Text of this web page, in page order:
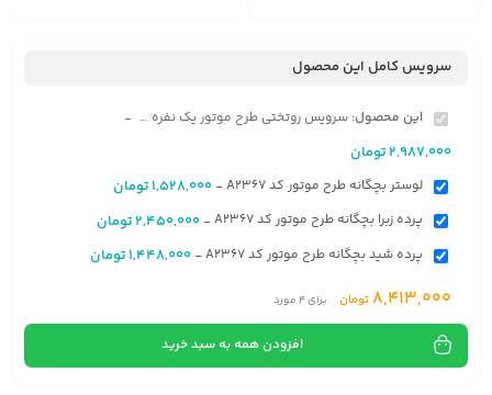
سرویس کامل این محصول
این محصول: سرویس روتختی طرح موتور یک نفره کد A2367 -
2,987,000تومان
لوستر بچگانه طرح موتور کد A2367 -
1,528,000تومان
پرده زبرا بچگانه طرح موتور کد A2367 -
2,450,000تومان
پرده شید بچگانه طرح موتور کد A2367 -
1,448,000تومان
8,413,000 تومان برای4مورد
افزودن همه به سبد خرید